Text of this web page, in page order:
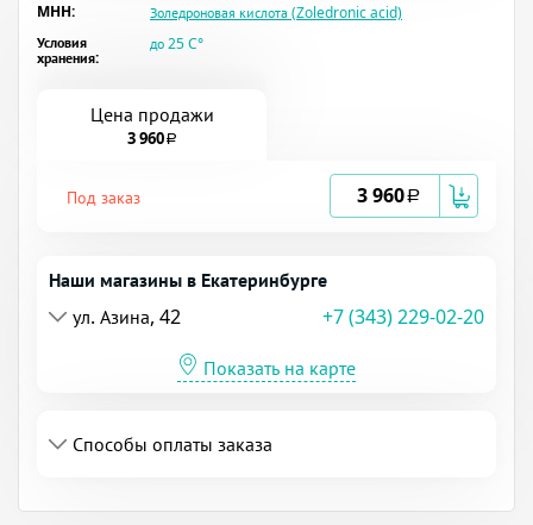
MHH:
Золедроновая кислота (Zoledronic acid)
Условия
хранения:
до 25 C°
Цена продажи
3 960a
Под заказ 3 960a
Наши магазины в Екатеринбурге
ул. Азина, 42
+7 (343) 229-02-20
Показать на карте
Способы оплаты заказа